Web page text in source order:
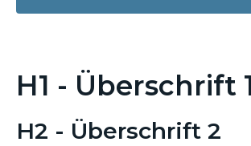
H1 - Überschrift
H2 - Überschrift 2